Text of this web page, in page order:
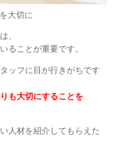
大切に
、
ることが重要です。
ッフに目が行きがちです
も大切にすることを
人材を紹介してもらえた